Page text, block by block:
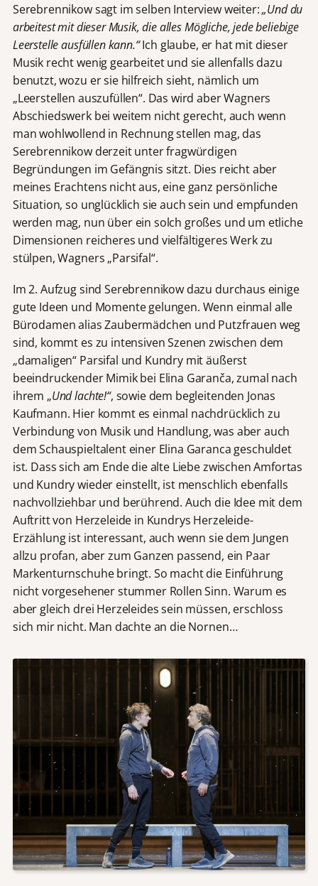
Serebrennikow sagt im selben Interview weiter:„Und du
arbeitest mit dieser Musik, die alles Mögliche, jede beliebige
Leerstelle ausfüllen kann.“Ich glaube, er hat mit dieser
Musik recht wenig gearbeitet und sie allenfalls dazu
benutzt, wozu er sie hilfreich sieht, nämlich um
„Leerstellen auszufüllen“. Das wird aber Wagners
Abschiedswerk bei weitem nicht gerecht, auch wenn
man wohlwollend in Rechnung stellen mag, das
Serebrennikow derzeit unter fragwürdigen
Begründungen im Gefängnis sitzt. Dies reicht aber
meines Erachtens nicht aus, eine ganz persönliche
Situation, so unglücklich sie auch sein und empfunden
werden mag, nun über ein solch großes und um etliche
Dimensionen reicheres und vielfältigeres Werk zu
stülpen, Wagners „Parsifal“.
Im 2. Aufzug sind Serebrennikow dazu durchaus einige
gute Ideen und Momente gelungen. Wenn einmal alle
Bürodamen alias Zaubermädchen und Putzfrauen weg
sind, kommt es zu intensiven Szenen zwischen dem
„damaligen“ Parsifal und Kundry mit äußerst
beeindruckender Mimik bei Elina Garanča, zumal nach
ihrem „Und lachte!“, sowie dem begleitenden Jonas
Kaufmann. Hier kommt es einmal nachdrücklich zu
Verbindung von Musik und Handlung, was aber auch
dem Schauspieltalent einer Elina Garanca geschuldet
ist. Dass sich am Ende die alte Liebe zwischen Amfortas
und Kundry wieder einstellt, ist menschlich ebenfalls
nachvollziehbar und berührend. Auch die Idee mit dem
Auftritt von Herzeleide in Kundrys Herzeleide-
Erzählung ist interessant, auch wenn sie dem Jungen
allzu profan, aber zum Ganzen passend, ein Paar
Markenturnschuhe bringt. So macht die Einführung
nicht vorgesehener stummer Rollen Sinn. Warum es
aber gleich drei Herzeleides sein müssen, erschloss
sich mir nicht. Man dachte an die Nornen…